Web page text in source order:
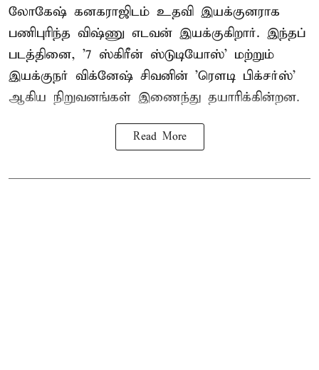
லோகேஷ் கனகராஜிடம் உதவி இயக்குனராக
பணிபுரிந்த விஷ்ணு எடவன் இயக்குகிறார். இந்தப்
படத்தினை, '7 ஸ்கிரீன் ஸ்டுடியோஸ்' மற்றும்
இயக்குநர் விக்னேஷ் சிவனின் 'ரௌடி பிக்சர்ஸ்'
ஆகிய நிறுவனங்கள் இணைந்து தயாரிக்கின்றன.
Read More